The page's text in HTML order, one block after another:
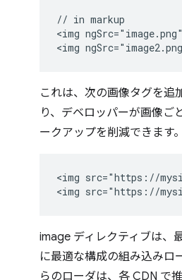
// in markup
<img
これは、次の画像タグを追
り、デベロッパーが画像ご
ークアップを削減できます。
<img src="https://
image ディレクティブは、
に最適な構成の組み込みロ
らのローダは、各 CDN で